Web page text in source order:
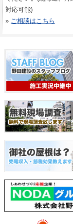
対応可能)
» ご相談はこちら